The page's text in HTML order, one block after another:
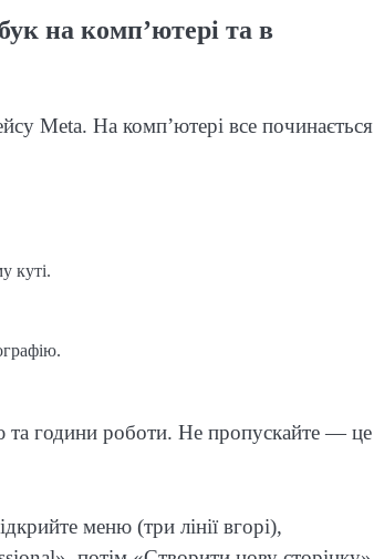
на комп’ютері та в
Meta. На комп’ютері все починається
куті.
та години роботи. Не пропускайте — це
меню (три лінії вгорі),